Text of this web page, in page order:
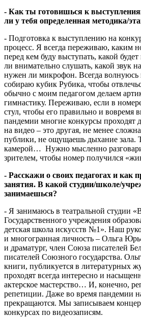
- Как ты готовишься к
ли у тебя определенная методика/
- Подготовка к выступлению на
процесс. Я всегда переживаю, каким
перед кем буду выступать, какой
ли внимательно слушать, какой звук
нужен ли микрофон. Всегда волнуюсь
собираю кубик Рубика, чтобы
обычно с моим педагогом делаем
гимнастику. Переживаю, если в
стул, чтобы его правильно и вовремя
пандемии многие конкурсы проходят
на видео – это другая, не менее
публики, не ощущаешь дыхание зала.
камерой… Нужно мысленно
зрителем, чтобы номер получился
- Расскажи о своих педагогах и как
занятия. В какой студии/школе/
занимаешься?
- Я занимаюсь в театральной студии
Государственного учреждения
детская школа искусств №1». Наш
и многогранная личность – Ольга
и драматург, член Союза писателей
писателей Союзного государства.
книги, публикуется в литературных
проходят всегда интересно и
актерское мастерство… И, конечно,
репетиции. Даже во время пандемии
прекращаются. Мы записываем
конкурсах по видеозаписям.